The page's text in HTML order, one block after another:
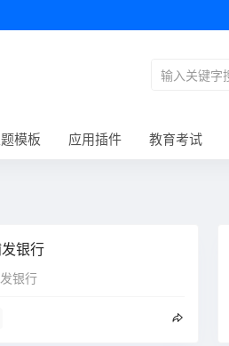
模板 应用插件 教育考试
银行
银行